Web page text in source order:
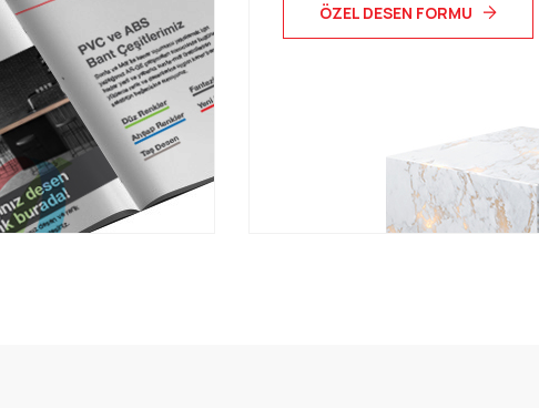
ÖZEL DESEN FORMU